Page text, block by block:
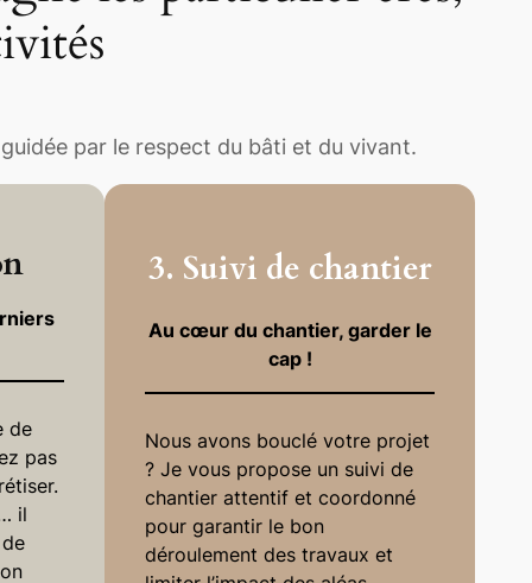
par le respect du bâti et du vivant.
de
pas
il
3. Suivi de chantier
Au cœur du chantier, garder le
cap !
Nous avons bouclé votre projet
? Je vous propose un suivi de
chantier attentif et coordonné
pour garantir le bon
déroulement des travaux et